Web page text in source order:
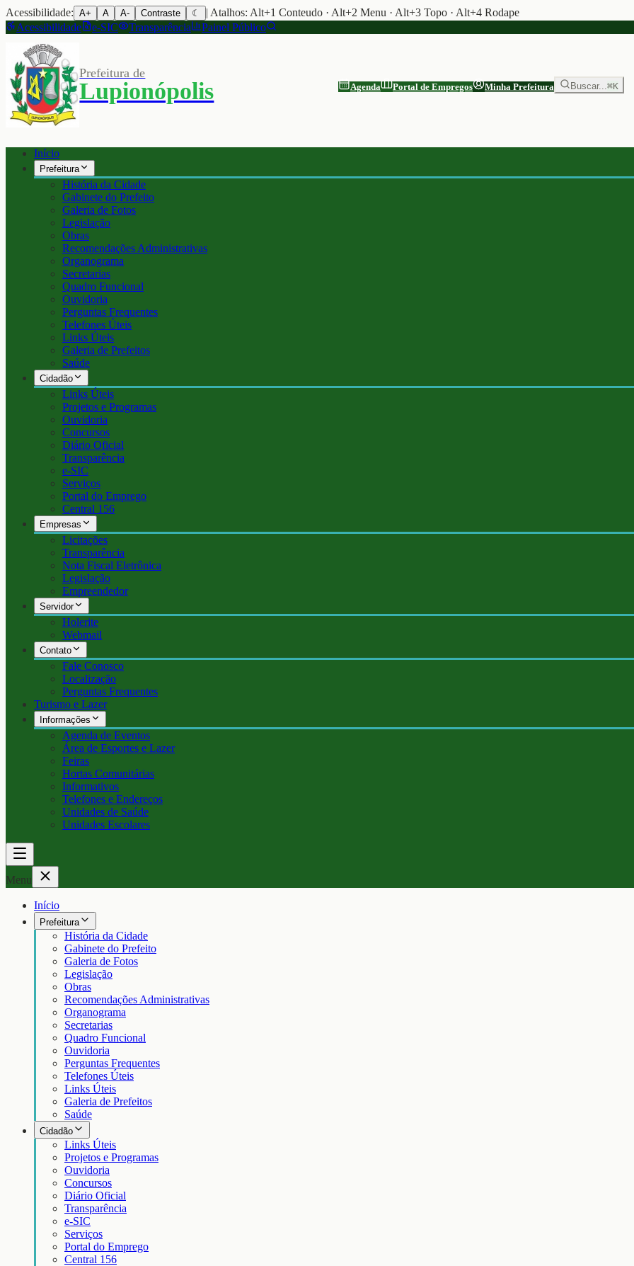
Acessibilidade: A+ A A- Contraste ☾
| Atalhos: Alt+1 Conteudo · Alt+2 Menu · Alt+3 Topo · Alt+4 Rodape
Acessibilidade
e-SIC Transparência Painel Público
Prefeitura de
Lupionópolis Agenda Portal de Empregos Minha Prefeitura Buscar...⌘K
Início
Prefeitura
História da Cidade
Gabinete do Prefeito
Galeria de Fotos
Legislação
Obras
Recomendações Administrativas
Organograma
Secretarias
Quadro Funcional
Ouvidoria
Perguntas Frequentes
Telefones Úteis
Links Úteis
Galeria de Prefeitos
Saúde
Cidadão
Links Úteis
Projetos e Programas
Ouvidoria
Concursos
Diário Oficial
Transparência
e-SIC
Serviços
Portal do Emprego
Central 156
Empresas
Licitações
Transparência
Nota Fiscal Eletrônica
Legislação
Empreendedor
Servidor
Holerite
Webmail
Contato
Fale Conosco
Localização
Perguntas Frequentes
Turismo e Lazer
Informações
Agenda de Eventos
Área de Esportes e Lazer
Feiras
Hortas Comunitárias
Informativos
Telefones e Endereços
Unidades de Saúde
Unidades Escolares
Menu
Início
Prefeitura
História da Cidade
Gabinete do Prefeito
Galeria de Fotos
Legislação
Obras
Recomendações Administrativas
Organograma
Secretarias
Quadro Funcional
Ouvidoria
Perguntas Frequentes
Telefones Úteis
Links Úteis
Galeria de Prefeitos
Saúde
Cidadão
Links Úteis
Projetos e Programas
Ouvidoria
Concursos
Diário Oficial
Transparência
e-SIC
Serviços
Portal do Emprego
Central 156